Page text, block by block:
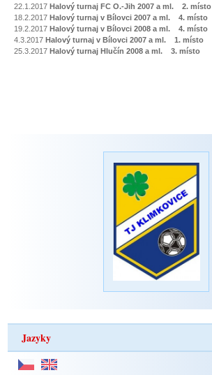
22.1.2017 Halový turnaj FC O.-Jih 2007 a ml. 2. místo
18.2.2017 Halový turnaj v Bílovci 2007 a ml. 4. místo
19.2.2017 Halový turnaj v Bílovci 2008 a ml. 4. místo
4.3.2017 Halový turnaj v Bílovci 2007 a ml.
1. místo
25.3.2017 Halový turnaj Hlučín 2008 a ml. 3. místo
Jazyky